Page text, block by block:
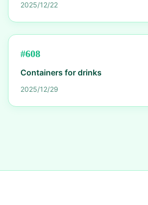
2025/12/22
#608
Containers for drinks
2025/12/29